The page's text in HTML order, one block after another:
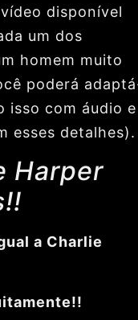
disponível
um dos
homem muito
poderá
isso com áudio e
esses detalhes).
Harper
a Charlie